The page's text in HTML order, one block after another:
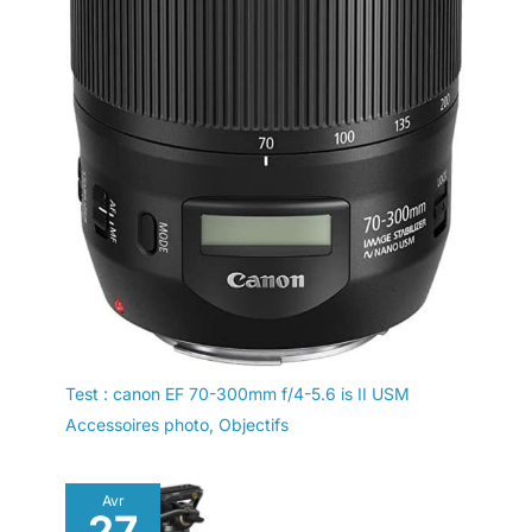
Test : canon EF 70-300mm f/4-5.6 is II USM
Accessoires photo, Objectifs
Avr